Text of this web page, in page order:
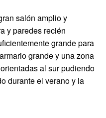
salón amplio y
y paredes recién
grande para
grande y una zona
al sur pudiendo
durante el verano y la